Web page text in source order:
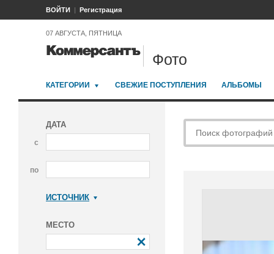
ВОЙТИ Регистрация
07 АВГУСТА, ПЯТНИЦА
Фото
КАТЕГОРИИ СВЕЖИЕ ПОСТУПЛЕНИЯ АЛЬБОМЫ
ДАТА
с
по
ИСТОЧНИК
МЕСТО